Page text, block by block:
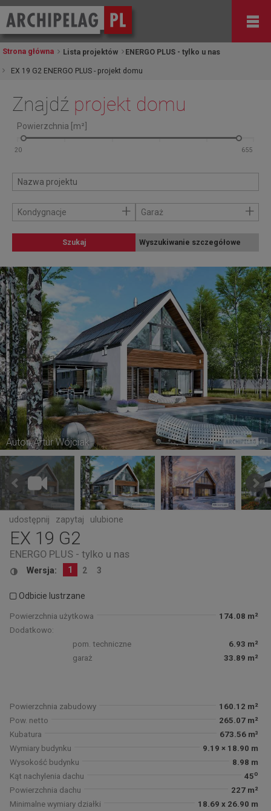
Strona główna Lista projektów ENERGO PLUS - tylko u nas
EX 19 G2 ENERGO PLUS - projekt domu
Znajdź projekt domu
Powierzchnia [m²]
Kondygnacje + Garaż +
Szukaj Wyszukiwanie szczegółowe
Autor: Artur Wójciak
udostępnij zapytaj ulubione
EX 19 G2
ENERGO PLUS - tylko u nas
Wersja: 1 2 3
Odbicie lustrzane
Powierzchnia użytkowa
174.08 m²
Dodatkowo:
pom. techniczne
6.93 m²
garaż
33.89 m²
Powierzchnia zabudowy
160.12 m²
Pow. netto
265.07 m²
Kubatura
673.56 m³
Wymiary budynku
9.19 × 18.90 m
Wysokość budynku
8.98 m
Kąt nachylenia dachu
45o
Powierzchnia dachu
227 m²
Minimalne wymiary działki
18.69 x 26.90 m